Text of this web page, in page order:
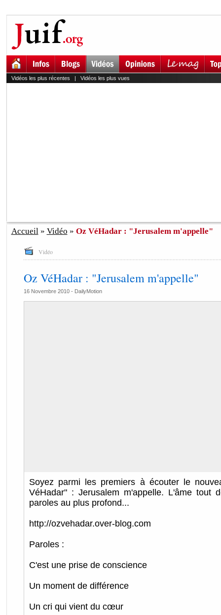
Vidéos les plus récentes | Vidéos les plus vues
Accueil» Vidéo » Oz VéHadar : "Jerusalem m'appelle"
Vidéo
Oz VéHadar : "Jerusalem m'appelle"
16 Novembre 2010 - DailyMotion
Soyez parmi les premiers à écouter le
VéHadar" : Jerusalem m'appelle. L'âme tout
paroles au plus profond...
http://ozvehadar.over-blog.com
Paroles :
C'est une prise de conscience
Un moment de différence
Un cri qui vient du cœur